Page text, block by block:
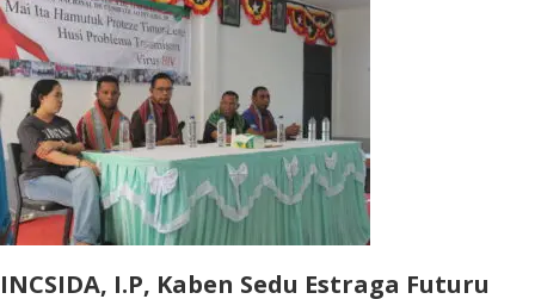
INCSIDA, I.P, Kaben Sedu Estraga Futuru